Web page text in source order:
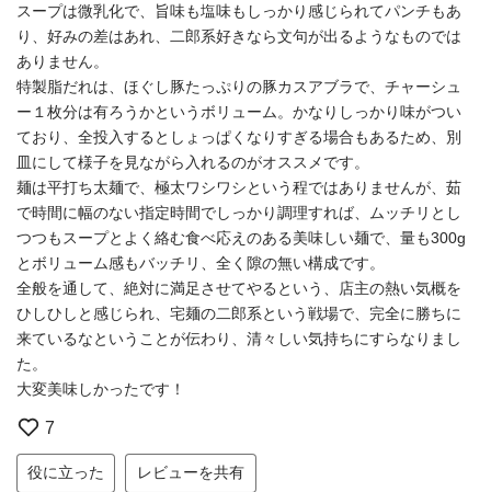
スープは微乳化で、旨味も塩味もしっかり感じられてパンチもあ
り、好みの差はあれ、二郎系好きなら文句が出るようなものでは
ありません。
特製脂だれは、ほぐし豚たっぷりの豚カスアブラで、チャーシュ
ー１枚分は有ろうかというボリューム。かなりしっかり味がつい
ており、全投入するとしょっぱくなりすぎる場合もあるため、別
皿にして様子を見ながら入れるのがオススメです。
麺は平打ち太麺で、極太ワシワシという程ではありませんが、茹
で時間に幅のない指定時間でしっかり調理すれば、ムッチリとし
つつもスープとよく絡む食べ応えのある美味しい麺で、量も300g
とボリューム感もバッチリ、全く隙の無い構成です。
全般を通して、絶対に満足させてやるという、店主の熱い気概を
ひしひしと感じられ、宅麺の二郎系という戦場で、完全に勝ちに
来ているなということが伝わり、清々しい気持ちにすらなりまし
た。
大変美味しかったです！
7
役に立った レビューを共有